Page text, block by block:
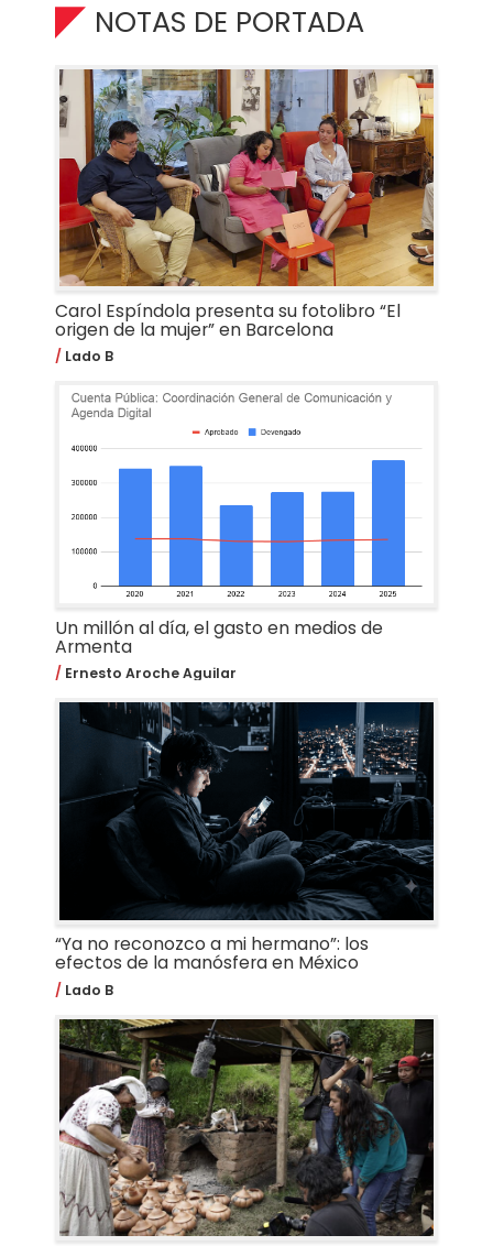
NOTAS DE PORTADA
Carol Espíndola presenta su fotolibro “El
origen de la mujer” en Barcelona
Lado B
Un millón al día, el gasto en medios de
Armenta
Ernesto Aroche Aguilar
“Ya no reconozco a mi hermano”: los
efectos de la manósfera en México
Lado B